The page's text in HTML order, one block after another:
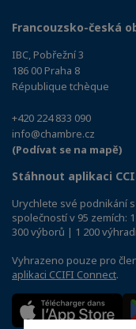
Francouzsko-česká
IBC, Pobřežní 3
186 00 Praha 8
République tchèque
+420 224 833 090
info@chambre.cz
(Podívat se na mapě)
Stáhnout aplikaci
Urychlete své podnikání
společností v 95 zemích:
300 výborů | 1 200
Vyhrazeno pouze pro
aplikaci CCIFI Connect.